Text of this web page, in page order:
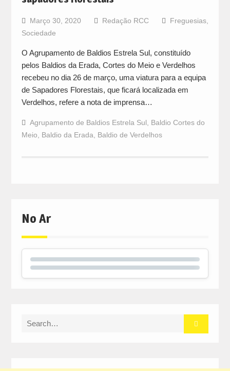
Março 30, 2020 Redação RCC Freguesias,
Sociedade
O Agrupamento de Baldios Estrela Sul, constituído
pelos Baldios da Erada, Cortes do Meio e Verdelhos
recebeu no dia 26 de março, uma viatura para a equipa
de Sapadores Florestais, que ficará localizada em
Verdelhos, refere a nota de imprensa…
Agrupamento de Baldios Estrela Sul, Baldio Cortes do
Meio, Baldio da Erada, Baldio de Verdelhos
No Ar
Search